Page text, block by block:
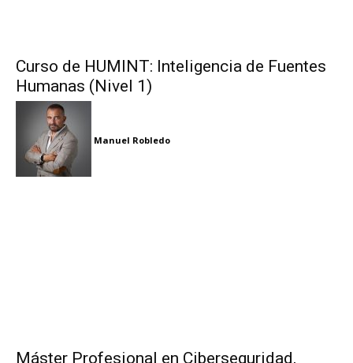
Curso de HUMINT: Inteligencia de Fuentes
Humanas (Nivel 1)
Manuel Robledo
Máster Profesional en Ciberseguridad,